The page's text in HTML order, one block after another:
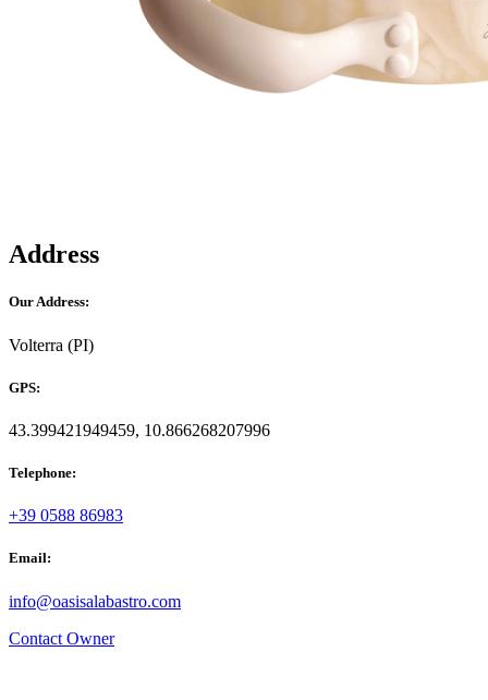
Address
Our Address:
Volterra (PI)
GPS:
43.399421949459, 10.866268207996
Telephone:
+39 0588 86983
Email:
info@oasisalabastro.com
Contact Owner